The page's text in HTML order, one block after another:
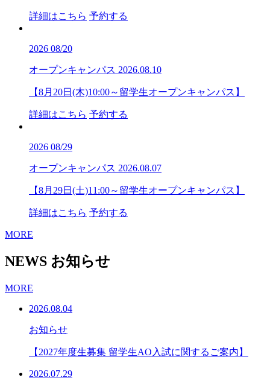
詳細はこちら 予約する
2026 08/20
オープンキャンパス 2026.08.10
【8月20日(木)10:00～留学生オープンキャンパス】
詳細はこちら 予約する
2026 08/29
オープンキャンパス 2026.08.07
【8月29日(土)11:00～留学生オープンキャンパス】
詳細はこちら 予約する
MORE
NEWS お知らせ
MORE
2026.08.04
お知らせ
【2027年度生募集 留学生AO入試に関するご案内】
2026.07.29